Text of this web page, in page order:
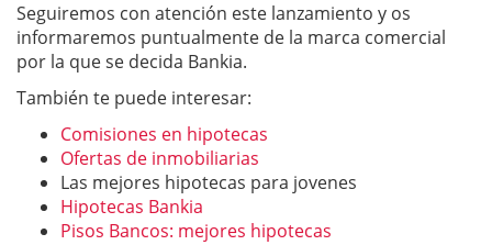
Seguiremos con atención este lanzamiento y os
informaremos puntualmente de la marca comercial
por la que se decida Bankia.
También te puede interesar:
Comisiones en hipotecas
Ofertas de inmobiliarias
Las mejores hipotecas para jovenes
Hipotecas Bankia
Pisos Bancos: mejores hipotecas